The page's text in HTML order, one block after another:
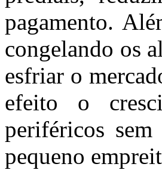
pagamento.
congelando os
esfriar o
efeito o
periféricos
pequeno